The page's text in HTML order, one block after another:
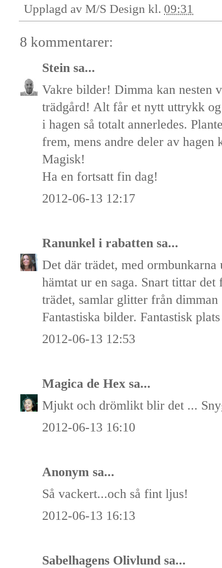
Upplagd av M/S Design kl. 09:31
8 kommentarer:
Stein sa...
Vakre bilder! Dimma kan nesten
trädgård! Alt får et nytt uttrykk
i hagen så totalt annerledes.
frem, mens andre deler av
Magisk!
Ha en fortsatt fin dag!
2012-06-13 12:17
Ranunkel i rabatten sa...
Det där trädet, med ormbunkarna
hämtat ur en saga. Snart tittar
trädet, samlar glitter från
Fantastiska bilder. Fantastisk
2012-06-13 12:53
Magica de Hex sa...
Mjukt och drömlikt blir det ...
2012-06-13 16:10
Anonym sa...
Så vackert...och så fint ljus!
2012-06-13 16:13
Sabelhagens Olivlund sa...